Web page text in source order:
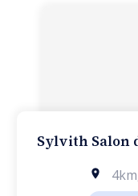
Sylvith Salon
4km